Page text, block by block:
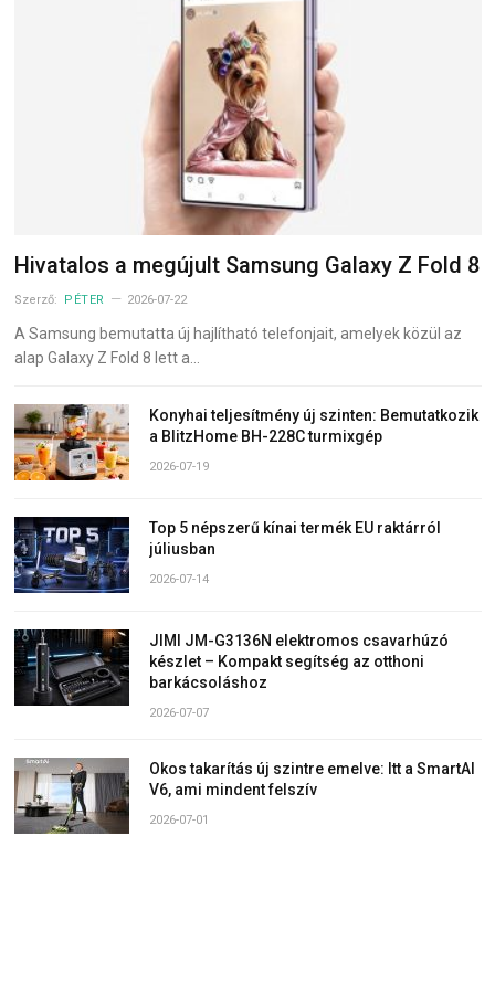
Hivatalos a megújult Samsung Galaxy Z Fold 8
Szerző: PÉTER 2026-07-22
A Samsung bemutatta új hajlítható telefonjait, amelyek közül az
alap Galaxy Z Fold 8 lett a…
Konyhai teljesítmény új szinten: Bemutatkozik
a BlitzHome BH-228C turmixgép
2026-07-19
Top 5 népszerű kínai termék EU raktárról
júliusban
2026-07-14
JIMI JM-G3136N elektromos csavarhúzó
készlet – Kompakt segítség az otthoni
barkácsoláshoz
2026-07-07
Okos takarítás új szintre emelve: Itt a SmartAI
V6, ami mindent felszív
2026-07-01